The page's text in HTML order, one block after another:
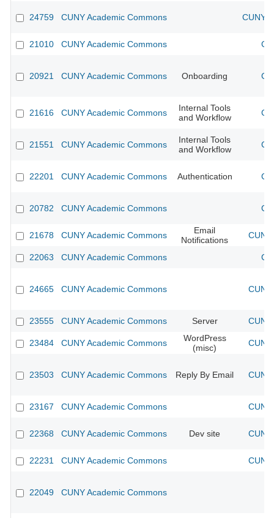
24759 CUNY Academic Commons CUNY
21010 CUNY Academic Commons
20921 CUNY Academic Commons Onboarding
21616 CUNY Academic Commons
Internal Tools
and Workflow
21551 CUNY Academic Commons
Internal Tools
and Workflow
22201 CUNY Academic Commons Authentication
20782 CUNY Academic Commons
21678 CUNY Academic Commons
Email
Notifications
22063 CUNY Academic Commons
24665 CUNY Academic Commons
23555 CUNY Academic Commons Server
23484 CUNY Academic Commons
WordPress
(misc)
23503 CUNY Academic Commons Reply By Email
23167 CUNY Academic Commons
22368 CUNY Academic Commons Dev site
22231 CUNY Academic Commons
22049 CUNY Academic Commons